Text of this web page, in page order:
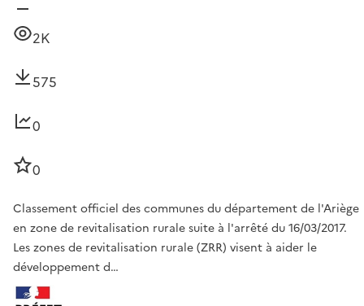
2K
575
0
0
Classement officiel des communes du département de l'Ariège
en zone de revitalisation rurale suite à l'arrêté du 16/03/2017.
Les zones de revitalisation rurale (ZRR) visent à aider le
développement d…